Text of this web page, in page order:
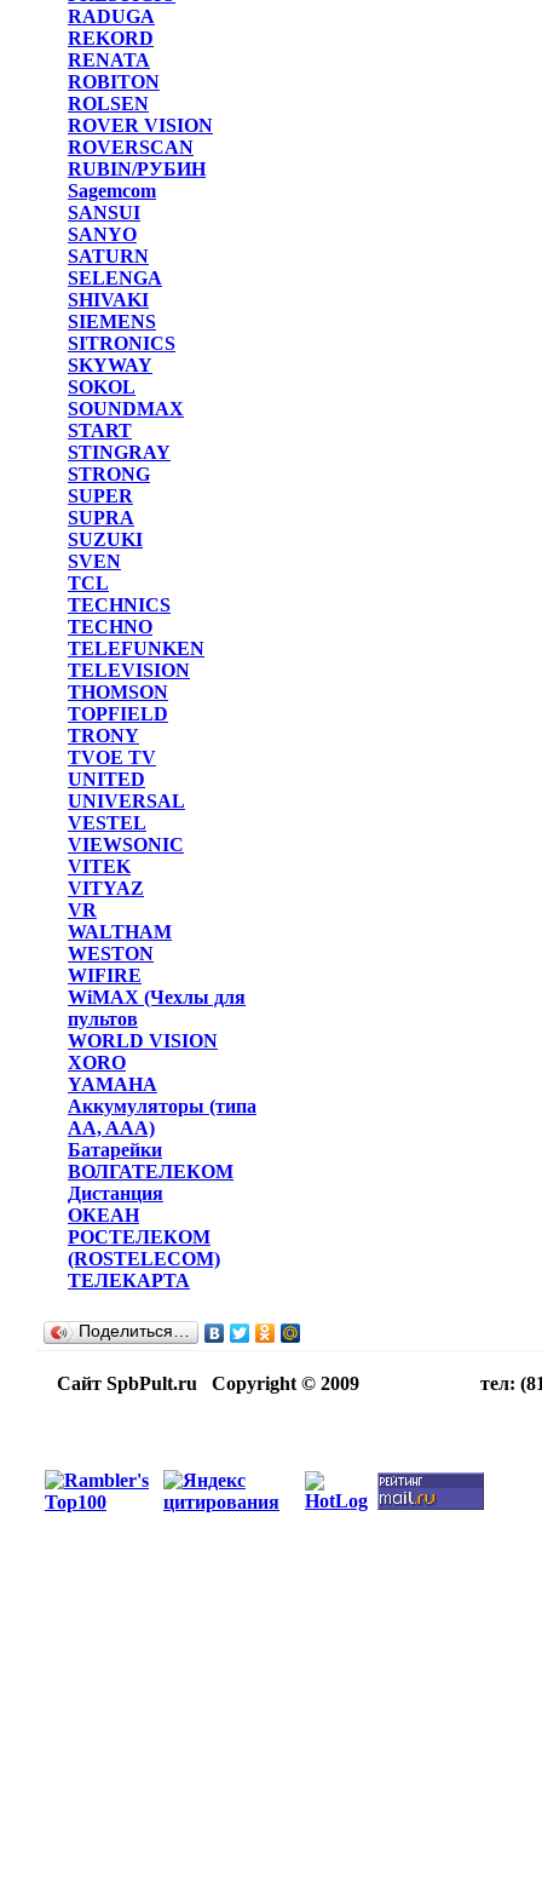
RADUGA
REKORD
RENATA
ROBITON
ROLSEN
ROVER VISION
ROVERSCAN
RUBIN/РУБИН
Sagemcom
SANSUI
SANYO
SATURN
SELENGA
SHIVAKI
SIEMENS
SITRONICS
SKYWAY
SOKOL
SOUNDMAX
START
STINGRAY
STRONG
SUPER
SUPRA
SUZUKI
SVEN
TCL
TECHNICS
TECHNO
TELEFUNKEN
TELEVISION
THOMSON
TOPFIELD
TRONY
TVOE TV
UNITED
UNIVERSAL
VESTEL
VIEWSONIC
VITEK
VITYAZ
VR
WALTHAM
WESTON
WIFIRE
WiMAX (Чехлы для
пультов
WORLD VISION
XORO
YAMAHA
Аккумуляторы (типа
AA, AAA)
Батарейки
ВОЛГАТЕЛЕКОМ
Дистанция
ОКЕАН
РОСТЕЛЕКОМ
(ROSTELECOM)
ТЕЛЕКАРТА
Поделиться…
Сайт SpbPult.ru Copyright © 2009 тел: